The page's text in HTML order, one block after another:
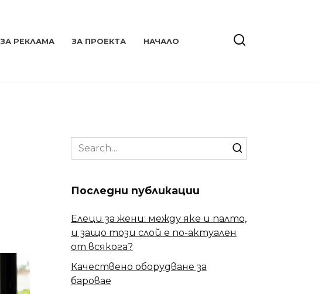
ЗА РЕКЛАМА ЗА ПРОЕКТА НАЧАЛО
Search
for:
Последни публикации
Елеци за жени: между яке и палто,
и защо този слой е по-актуален
от всякога?
Качествено оборудване за
баровае